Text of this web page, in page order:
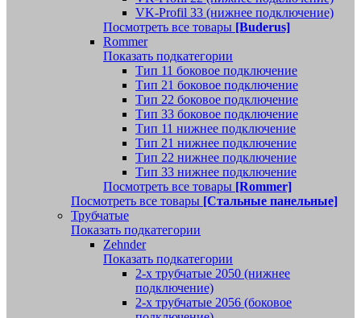
VK-Profil 33 (нижнее подключение)
Посмотреть все товары [Buderus]
Rommer
Показать подкатегории
Тип 11 боковое подключение
Тип 21 боковое подключение
Тип 22 боковое подключение
Тип 33 боковое подключение
Тип 11 нижнее подключение
Тип 21 нижнее подключение
Тип 22 нижнее подключение
Тип 33 нижнее подключение
Посмотреть все товары [Rommer]
Посмотреть все товары [Стальные панельные]
Трубчатые
Показать подкатегории
Zehnder
Показать подкатегории
2-х трубчатые 2050 (нижнее
подключение)
2-х трубчатые 2056 (боковое